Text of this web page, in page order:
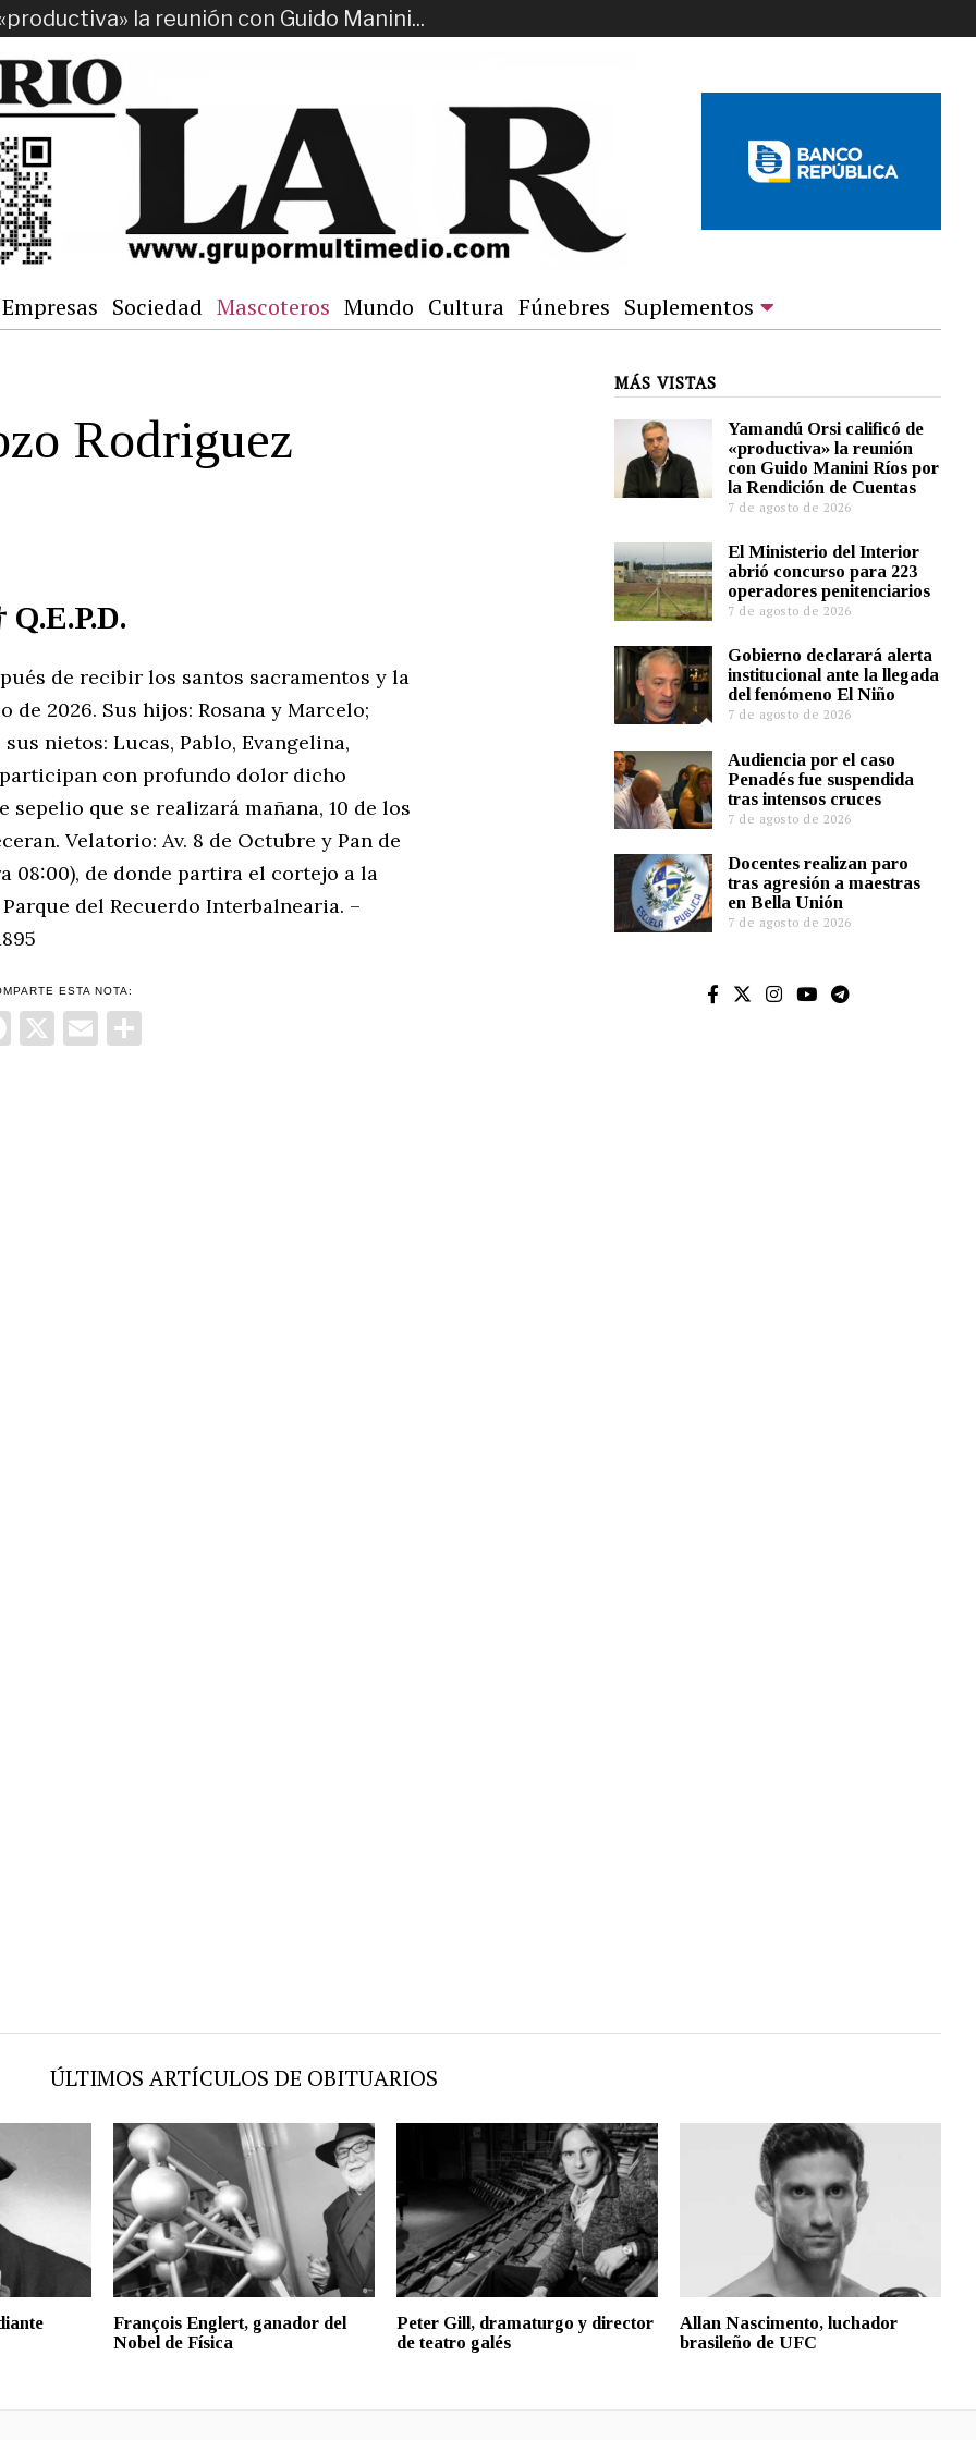
la reunión con Guido Manini...
Empresas Sociedad Mascoteros Mundo Cultura Fúnebres Suplementos
Rodriguez
Q.E.P.D.
de recibir los santos sacramentos y la
de 2026. Sus hijos: Rosana y Marcelo;
nietos: Lucas, Pablo, Evangelina,
con profundo dolor dicho
que se realizará mañana, 10 de los
Velatorio: Av. 8 de Octubre y Pan de
08:00), de donde partira el cortejo a la
del Recuerdo Interbalnearia. –
ESTA NOTA:
Facebook
X Email
MÁS VISTAS
Yamandú Orsi calificó de
«productiva» la reunión
con Guido Manini Ríos por
la Rendición de Cuentas
7 de agosto de 2026
El Ministerio del Interior
abrió concurso para 223
operadores penitenciarios
7 de agosto de 2026
Gobierno declarará alerta
institucional ante la llegada
del fenómeno El Niño
7 de agosto de 2026
Audiencia por el caso
Penadés fue suspendida
tras intensos cruces
7 de agosto de 2026
Docentes realizan paro
tras agresión a maestras
en Bella Unión
7 de agosto de 2026
ÚLTIMOS ARTÍCULOS DE OBITUARIOS
François Englert, ganador del
Nobel de Física
Peter Gill, dramaturgo y director
de teatro galés
Allan Nascimento, luchador
brasileño de UFC